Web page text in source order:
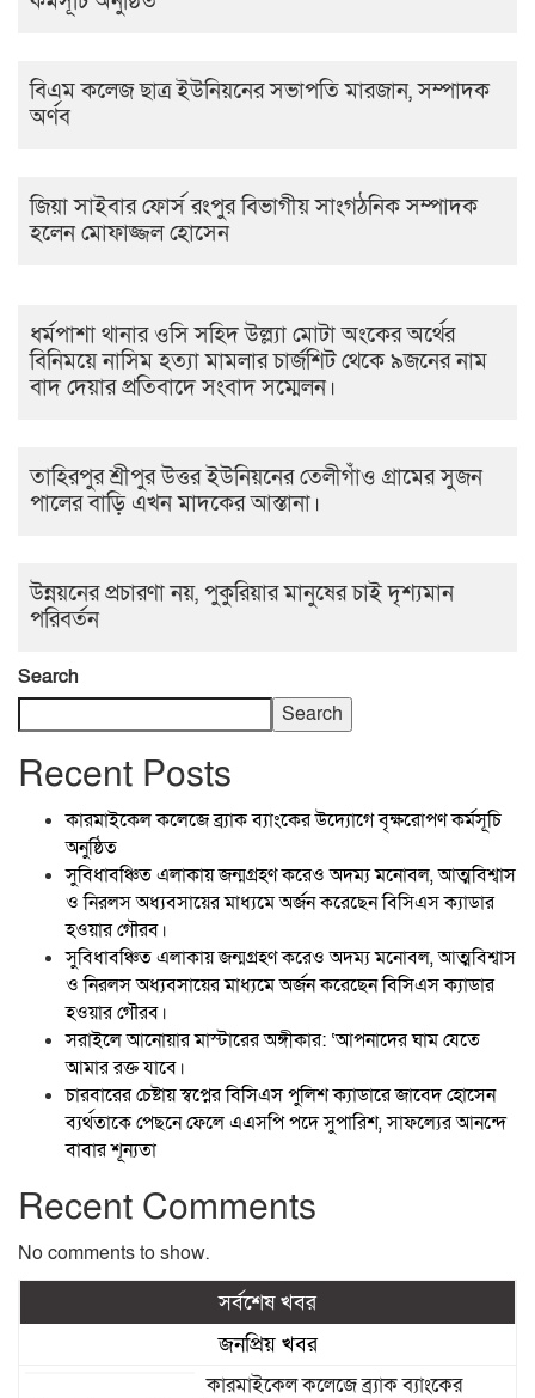
বিএম কলেজ ছাত্র ইউনিয়নের সভাপতি মারজান, সম্পাদক
অর্ণব
জিয়া সাইবার ফোর্স রংপুর বিভাগীয় সাংগঠনিক সম্পাদক
হলেন মোফাজ্জল হোসেন
ধর্মপাশা থানার ওসি সহিদ উল্ল্যা মোটা অংকের অর্থের
বিনিময়ে নাসিম হত্যা মামলার চার্জশিট থেকে ৯জনের নাম
বাদ দেয়ার প্রতিবাদে সংবাদ সম্মেলন।
তাহিরপুর শ্রীপুর উত্তর ইউনিয়নের তেলীগাঁও গ্ৰামের সুজন
পালের বাড়ি এখন মাদকের আস্তানা।
উন্নয়নের প্রচারণা নয়, পুকুরিয়ার মানুষের চাই দৃশ্যমান
পরিবর্তন
Search
Search
Recent Posts
কারমাইকেল কলেজে ব্র্যাক ব্যাংকের উদ্যোগে বৃক্ষরোপণ কর্মসূচি
অনুষ্ঠিত
সুবিধাবঞ্চিত এলাকায় জন্মগ্রহণ করেও অদম্য মনোবল, আত্মবিশ্বাস
ও নিরলস অধ্যবসায়ের মাধ্যমে অর্জন করেছেন বিসিএস ক্যাডার
হওয়ার গৌরব।
সুবিধাবঞ্চিত এলাকায় জন্মগ্রহণ করেও অদম্য মনোবল, আত্মবিশ্বাস
ও নিরলস অধ্যবসায়ের মাধ্যমে অর্জন করেছেন বিসিএস ক্যাডার
হওয়ার গৌরব।
সরাইলে আনোয়ার মাস্টারের অঙ্গীকার: ‘আপনাদের ঘাম যেতে
আমার রক্ত যাবে।
চারবারের চেষ্টায় স্বপ্নের বিসিএস পুলিশ ক্যাডারে জাবেদ হোসেন
ব্যর্থতাকে পেছনে ফেলে এএসপি পদে সুপারিশ, সাফল্যের আনন্দে
বাবার শূন্যতা
Recent Comments
No comments to show.
সর্বশেষ খবর
জনপ্রিয় খবর
কারমাইকেল কলেজে ব্র্যাক ব্যাংকের